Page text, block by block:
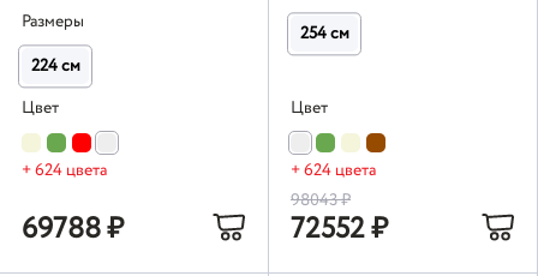
Размеры
224 см
Цвет
+ 624 цвета
69788₽
254 см
Цвет
+ 624 цвета
98043₽
72552₽